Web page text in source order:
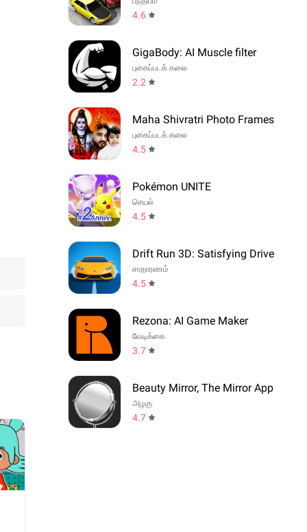
4.6
GigaBody: AI Muscle filter
புகைப்படக் கலை
2.2
Maha Shivratri Photo Frames
புகைப்படக் கலை
4.5
Pokémon UNITE
செயல்
4.5
Drift Run 3D: Satisfying Drive
சாதாரணம்
4.5
Rezona: AI Game Maker
வேடிக்கை
3.7
Beauty Mirror, The Mirror App
அழகு
4.7